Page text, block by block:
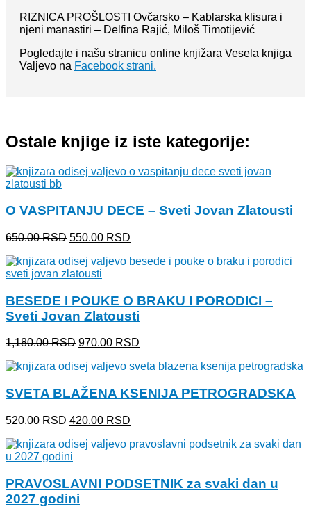
RIZNICA PROŠLOSTI Ovčarsko – Kablarska klisura i
njeni manastiri – Delfina Rajić, Miloš Timotijević
Pogledajte i našu stranicu online knjižara Vesela knjiga
Valjevo na Facebook strani.
Ostale knjige iz iste kategorije:
O VASPITANJU DECE – Sveti Jovan Zlatousti
650.00RSD Originalna
je
bila:
550.00 RSD
je:
BESEDE I POUKE O BRAKU I PORODICI –
Sveti Jovan Zlatousti
1,180.00RSD Originalna
je
1,180.00 RSD.
970.00 RSD
je:
SVETA BLAŽENA KSENIJA PETROGRADSKA
520.00RSD Originalna
je
bila:
420.00 RSD
je:
PRAVOSLAVNI PODSETNIK za svaki dan u
2027 godini